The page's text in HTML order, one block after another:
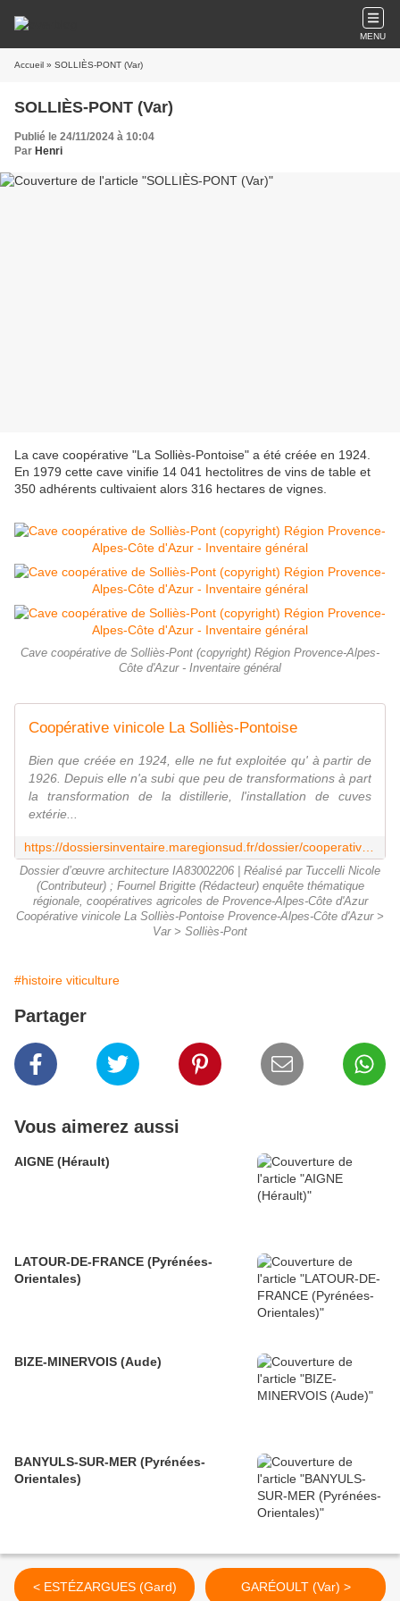
MENU
Accueil » SOLLIÈS-PONT (Var)
SOLLIÈS-PONT (Var)
Publié le 24/11/2024 à 10:04
Par Henri
La cave coopérative "La Solliès-Pontoise" a été créée en 1924.
En 1979 cette cave vinifie 14 041 hectolitres de vins de table et
350 adhérents cultivaient alors 316 hectares de vignes.
Cave coopérative de Solliès-Pont (copyright) Région Provence-Alpes-
Côte d'Azur - Inventaire général
Coopérative vinicole La Solliès-Pontoise
Bien que créée en 1924, elle ne fut exploitée qu' à partir de
1926. Depuis elle n'a subi que peu de transformations à part
la transformation de la distillerie, l'installation de cuves
extérie...
Dossier d’œuvre architecture IA83002206 | Réalisé par Tuccelli Nicole
(Contributeur) ; Fournel Brigitte (Rédacteur) enquête thématique
régionale, coopératives agricoles de Provence-Alpes-Côte d'Azur
Coopérative vinicole La Solliès-Pontoise Provence-Alpes-Côte d'Azur >
Var > Solliès-Pont
#histoire viticulture
Partager
Vous aimerez aussi
AIGNE (Hérault)
LATOUR-DE-FRANCE (Pyrénées-
Orientales)
BIZE-MINERVOIS (Aude)
BANYULS-SUR-MER (Pyrénées-
Orientales)
< ESTÉZARGUES (Gard) GARÉOULT (Var) >